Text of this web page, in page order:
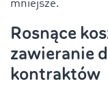
mniejsze.
Rosnące
zawieranie
kontraktów